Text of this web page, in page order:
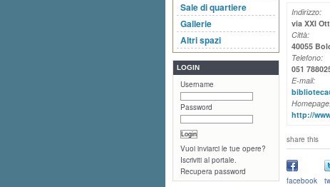
Sale di quartiere
Gallerie
Altri spazi
LOGIN
Username
Password
Vuoi inviarci le tue opere?
Iscriviti al portale.
Recupera password
Indirizzo:
via XXI
Città:
40055
Telefono:
051
E-mail:
http://
share this
facebook